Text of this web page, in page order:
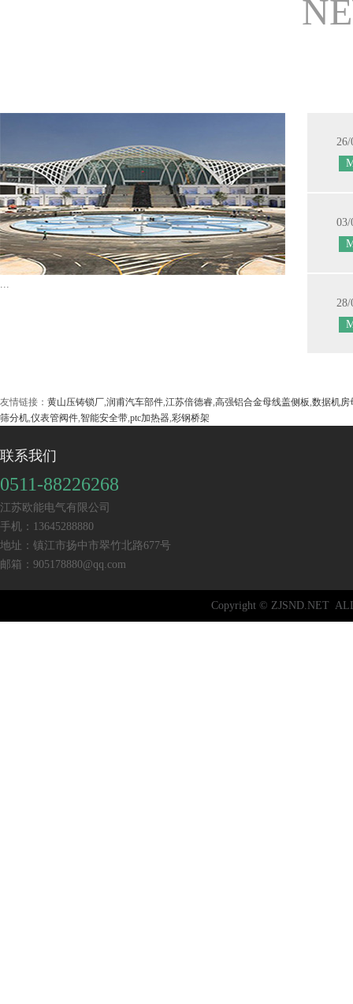
...
26/
03/
28/
友情链接： 黄山压铸锁厂,润甫汽车部件,江苏倍德睿,高强铝合金母线盖侧板,数据机房
筛分机,仪表管阀件,智能安全带,ptc加热器,彩钢桥架
联系我们
0511-88226268
江苏欧能电气有限公司
手机：13645288880
地址：镇江市扬中市翠竹北路677号
邮箱：905178880@qq.com
Copyright © ZJSND.NET